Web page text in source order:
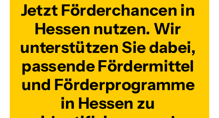
Jetzt Förderchancen in
Hessen nutzen. Wir
unterstützen Sie dabei,
passende Fördermittel
und Förderprogramme
in Hessen zu